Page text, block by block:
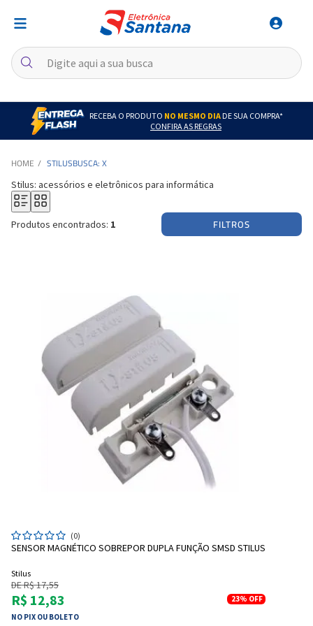
RECEBA O PRODUTO NO MESMO DIADE SUA COMPRA*
CONFIRA AS REGRAS
Entrega Flash
Cartão de crédito
Retire na Loja
STILUSBUSCA: X
Stilus: acessórios e eletrônicos para informática
Produtos encontrados: 1 FILTROS
(0)
SENSOR MAGNÉTICO SOBREPOR DUPLA FUNÇÃO SMSD STILUS
Stilus
DE R$ 17,55
R$ 12,83
NO PIX OU BOLETO
23% OFF